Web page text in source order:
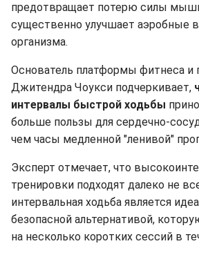
предотвращает потерю силы
существенно улучшает аэробные
организма.
Основатель платформы фитнеса и
Джитендра Чоукси подчеркивает,
интервалы быстрой ходьбы
больше пользы для сердечно-
чем часы медленной "ленивой"
Эксперт отмечает, что
тренировки подходят далеко не
интервальная ходьба является
безопасной альтернативой,
на несколько коротких сессий в